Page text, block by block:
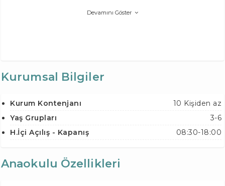
Devamını Göster
Kurumsal Bilgiler
Kurum Kontenjanı
10 Kişiden az
Yaş Grupları
3-6
H.İçi Açılış - Kapanış
08:30-18:00
Anaokulu Özellikleri